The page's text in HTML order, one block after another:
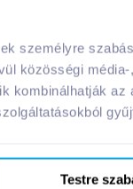
személyre
közösségi
kombinálhatják
Testre